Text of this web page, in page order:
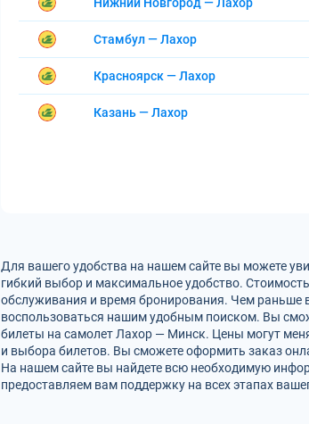
Стамбул — Лахор
Красноярск — Лахор
Казань — Лахор
Для вашего удобства на нашем сайте вы можете
гибкий выбор и максимальное удобство.
обслуживания и время бронирования. Чем раньше
воспользоваться нашим удобным поиском. Вы
билеты на самолет Лахор — Минск. Цены могут
и выбора билетов. Вы сможете оформить заказ
На нашем сайте вы найдете всю необходимую
предоставляем вам поддержку на всех этапах